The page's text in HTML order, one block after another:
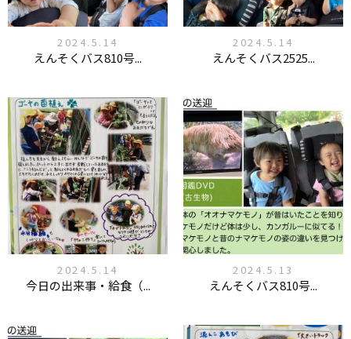
2024.5.14
えんそくバス810号...
2024.5.14
えんそくバス2525...
2024.5.14
今日の出来事・給食（...
2024.5.13
えんそくバス810号...